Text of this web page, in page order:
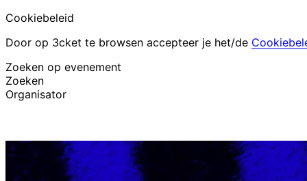
Cookiebeleid
Door op 3cket te browsen accepteer je het/de
Zoeken op evenement
Zoeken
Organisator
Nederlands
Hulp voor deelnemer Ik ben mijn ticket kwijt